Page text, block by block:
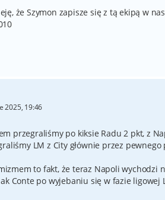
że Szymon zapisze się z tą ekipą w
2025, 19:46
przegraliśmy po kiksie Radu 2 pkt, z
LM z City głównie przez
to fakt, że teraz Napoli wychodzi
Conte po wyjebaniu się w fazie